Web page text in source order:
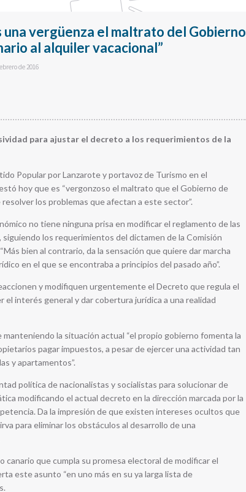
una vergüenza el maltrato del Gobierno
al alquiler vacacional”
de 2016
para ajustar el decreto a los requerimientos de la
Popular por Lanzarote y portavoz de Turismo en el
hoy que es “vergonzoso el maltrato que el Gobierno de
los problemas que afectan a este sector”.
no tiene ninguna prisa en modificar el reglamento de las
siguiendo los requerimientos del dictamen de la Comisión
bien al contrario, da la sensación que quiere dar marcha
en el que se encontraba a principios del pasado año”.
y modifiquen urgentemente el Decreto que regula el
el interés general y dar cobertura jurídica a una realidad
la situación actual “el propio gobierno fomenta la
pagar impuestos, a pesar de ejercer una actividad tan
y apartamentos”.
política de nacionalistas y socialistas para solucionar de
modificando el actual decreto en la dirección marcada por la
Da la impresión de que existen intereses ocultos que
para eliminar los obstáculos al desarrollo de una
que cumpla su promesa electoral de modificar el
este asunto “en uno más en su ya larga lista de